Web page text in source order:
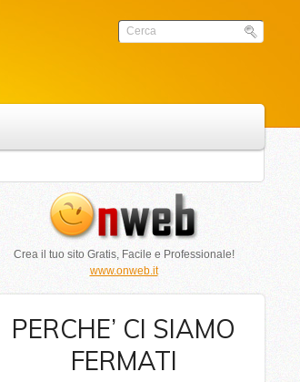
Crea il tuo sito Gratis, Facile e Professionale!
www.onweb.it
PERCHE’ CI SIAMO
FERMATI